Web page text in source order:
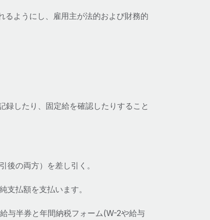
るようにし、雇用主が法的および財務的
したり、固定給を確認したりすること
後の両方）を差し引く。
支払額を支払います。
与半券と年間納税フォーム(W-2や給与